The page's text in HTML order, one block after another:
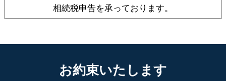
相続税申告を承っております。
お約束いたします